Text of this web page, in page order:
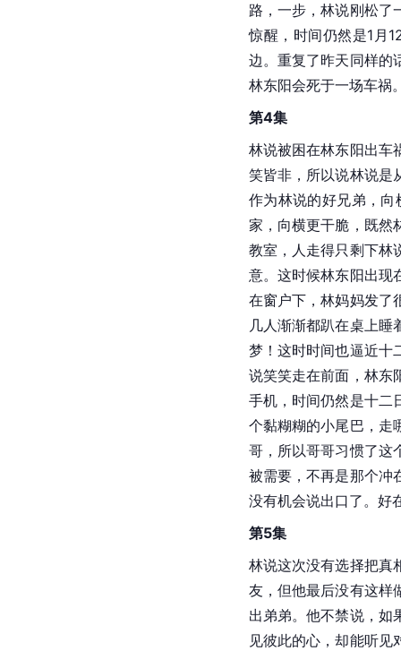
路，一步，林说刚松了
惊醒，时间仍然是1月
边。重复了昨天同样的
林东阳会死于一场车祸
第4集
林说被困在林东阳出车
笑皆非，所以说林说是
作为林说的好兄弟，
家，向横更干脆，既然
教室，人走得只剩下林
意。这时候林东阳出现
在窗户下，林妈妈发了
几人渐渐都趴在桌上睡
梦！这时时间也逼近十
说笑笑走在前面，林东
手机，时间仍然是十二
个黏糊糊的小尾巴，走
哥，所以哥哥习惯了这
被需要，不再是那个冲
没有机会说出口了。好
第5集
林说这次没有选择把真
友，但他最后没有这样
出弟弟。他不禁说，如
见彼此的心，却能听